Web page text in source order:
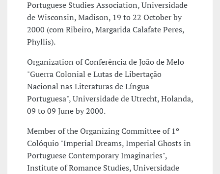
Portuguese Studies Association, Universidade
de Wisconsin, Madison, 19 to 22 October by
2000 (com Ribeiro, Margarida Calafate Peres,
Phyllis).
Organization of Conferência de João de Melo
"Guerra Colonial e Lutas de Libertação
Nacional nas Literaturas de Língua
Portuguesa", Universidade de Utrecht, Holanda,
09 to 09 June by 2000.
Member of the Organizing Committee of 1º
Colóquio "Imperial Dreams, Imperial Ghosts in
Portuguese Contemporary Imaginaries",
Institute of Romance Studies, Universidade